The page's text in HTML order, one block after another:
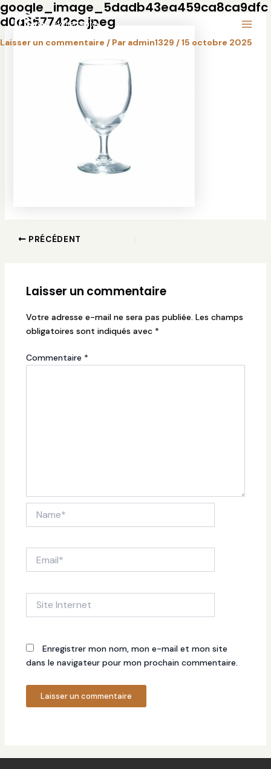
Aller
au
Main
Menu
google_image_5dadb43ea459ca8ca9dfc
d0a357742cc.jpeg
Laisser un commentaire / Par admin1329 /15 octobre 2025
Navigation
des
PRÉCÉDENT
Laisser un commentaire
Votre adresse e-mail ne sera pas publiée. Les champs
obligatoires sont indiqués avec *
Commentaire *
Internet
Enregistrer mon nom, mon e-mail et mon site
dans le navigateur pour mon prochain commentaire.